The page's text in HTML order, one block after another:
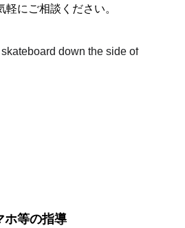
にご相談ください。
ホ等の指導